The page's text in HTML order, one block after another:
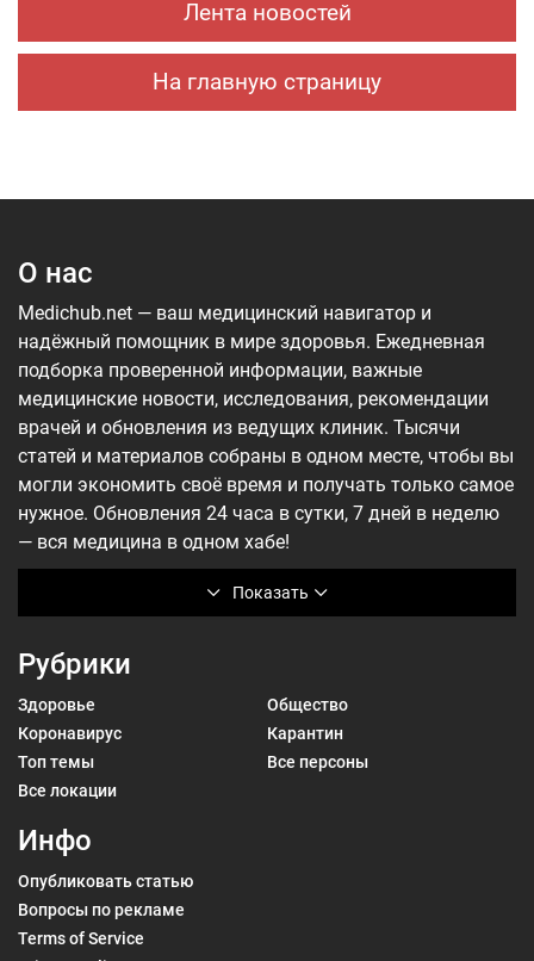
Лента новостей
На главную страницу
О нас
Показать
Medichub.net — ваш медицинский навигатор и
надёжный помощник в мире здоровья. Ежедневная
подборка проверенной информации, важные
медицинские новости, исследования, рекомендации
врачей и обновления из ведущих клиник. Тысячи
статей и материалов собраны в одном месте, чтобы вы
могли экономить своё время и получать только самое
нужное. Обновления 24 часа в сутки, 7 дней в неделю
— вся медицина в одном хабе!
Рубрики
Здоровье
Общество
Коронавирус
Карантин
Топ темы
Все персоны
Все локации
Инфо
Опубликовать статью
Вопросы по рекламе
Terms of Service